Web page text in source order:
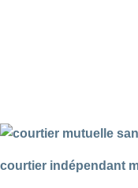
courtier indépendant